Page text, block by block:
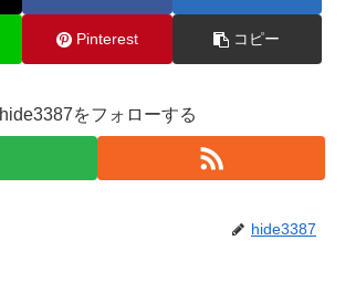
Pinterest コピー
hide3387をフォローする
hide3387